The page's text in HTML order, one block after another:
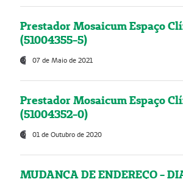
Prestador Mosaicum Espaço
(51004355-5)
07 de Maio de 2021
Prestador Mosaicum Espaço
(51004352-0)
01 de Outubro de 2020
MUDANÇA DE ENDEREÇO -